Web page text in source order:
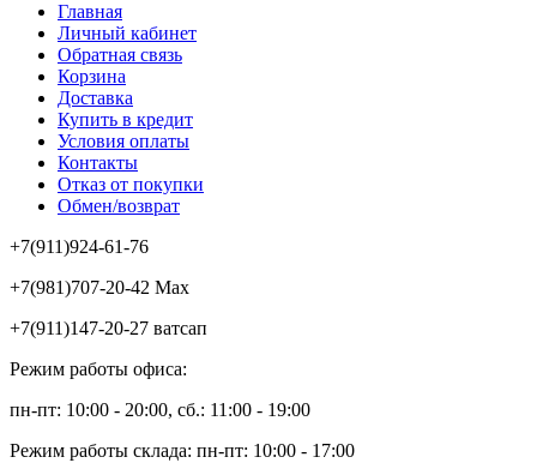
Главная
Личный кабинет
Обратная связь
Корзина
Доставка
Купить в кредит
Условия оплаты
Контакты
Отказ от покупки
Обмен/возврат
+7(911)924-61-76
+7(981)707-20-42 Max
+7(911)147-20-27 ватсап
Режим работы офиса:
пн-пт: 10:00 - 20:00, сб.: 11:00 - 19:00
Режим работы склада: пн-пт: 10:00 - 17:00